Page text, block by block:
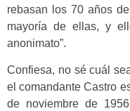
rebasan los 70 años
mayoría de ellas, y
anonimato”.
Confiesa, no sé cuál
el comandante Castro
de noviembre de